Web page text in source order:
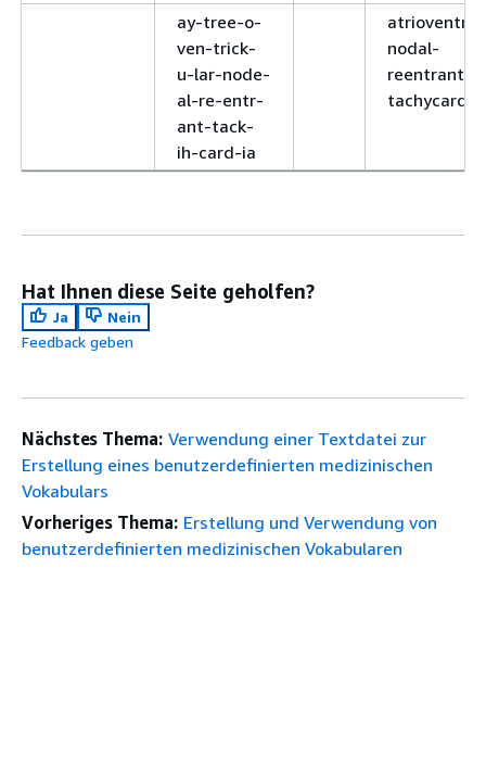
ay-tree-o-
ven-trick-
u-lar-node-
al-re-entr-
ant-tack-
ih-card-ia
nodal-
reentrant-
tachycardia
Hat Ihnen diese Seite geholfen?
Ja
Nein
Feedback geben
Nächstes Thema: Verwendung einer Textdatei zur
Erstellung eines benutzerdefinierten medizinischen
Vokabulars
Vorheriges Thema: Erstellung und Verwendung von
benutzerdefinierten medizinischen Vokabularen